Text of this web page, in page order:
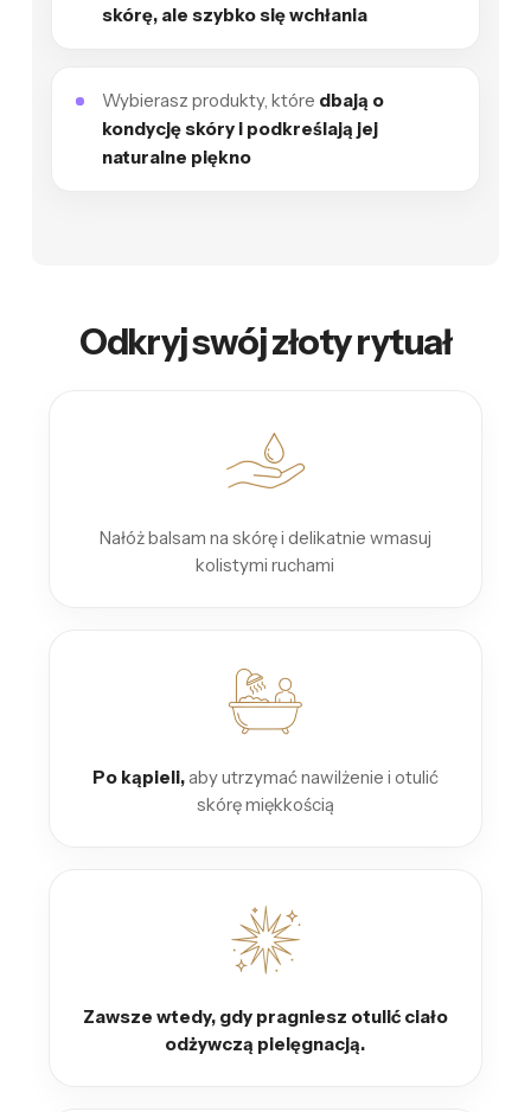
skórę, ale szybko się wchłania
Wybierasz produkty, które dbają o
kondycję skóry i podkreślają jej
naturalne piękno
Odkryj swój złoty rytuał
Nałóż balsam na skórę i delikatnie wmasuj
kolistymi ruchami
Po kąpieli, aby utrzymać nawilżenie i otulić
skórę miękkością
Zawsze wtedy, gdy pragniesz otulić ciało
odżywczą pielęgnacją.